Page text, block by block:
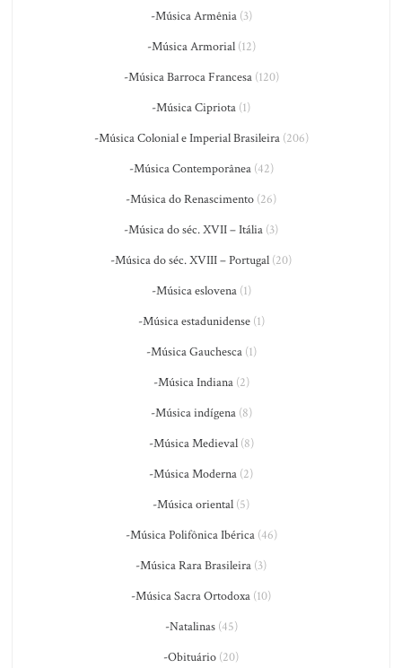
-Música Armênia(3)
-Música Armorial(12)
-Música Barroca Francesa(120)
-Música Cipriota (1)
-Música Colonial e Imperial Brasileira(206)
-Música Contemporânea(42)
-Música do Renascimento (26)
-Música do séc. XVII – Itália (3)
-Música do séc. XVIII – Portugal (20)
-Música eslovena(1)
-Música estadunidense(1)
-Música Gauchesca(1)
-Música Indiana(2)
-Música indígena(8)
-Música Medieval(8)
-Música Moderna (2)
-Música oriental (5)
-Música Polifônica Ibérica(46)
-Música Rara Brasileira (3)
-Música Sacra Ortodoxa (10)
-Natalinas(45)
-Obituário (20)